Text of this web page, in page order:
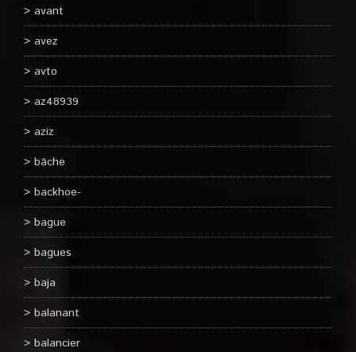
avant
avez
avto
az48939
aziz
bâche
backhoe-
bague
bagues
baja
balanant
balancier